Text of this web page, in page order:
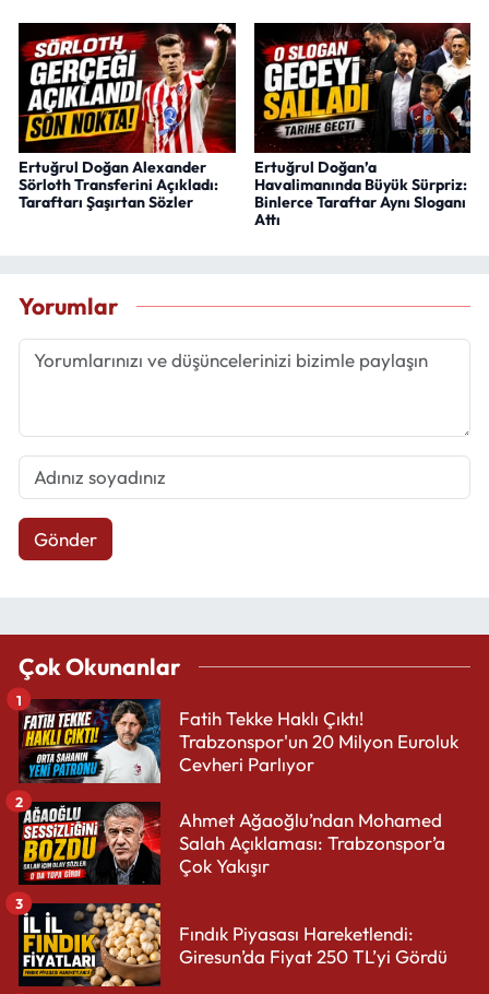
Ertuğrul Doğan Alexander
Sörloth Transferini Açıkladı:
Taraftarı Şaşırtan Sözler
Ertuğrul Doğan’a
Havalimanında Büyük Sürpriz:
Binlerce Taraftar Aynı Sloganı
Attı
Yorumlar
Gönder
Çok Okunanlar
Fatih Tekke Haklı Çıktı!
Trabzonspor'un 20 Milyon Euroluk
Cevheri Parlıyor
1
Ahmet Ağaoğlu’ndan Mohamed
Salah Açıklaması: Trabzonspor’a
Çok Yakışır
2
Fındık Piyasası Hareketlendi:
Giresun’da Fiyat 250 TL’yi Gördü
3